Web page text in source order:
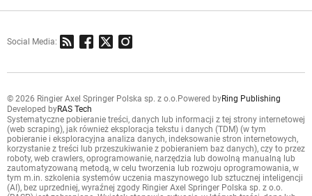
Social Media:
© 2026 Ringier Axel Springer Polska sp. z o.o. Powered byRing Publishing
Developed byRAS Tech
Systematyczne pobieranie treści, danych lub informacji z tej strony internetowej
(web scraping), jak również eksploracja tekstu i danych (TDM) (w tym
pobieranie i eksploracyjna analiza danych, indeksowanie stron internetowych,
korzystanie z treści lub przeszukiwanie z pobieraniem baz danych), czy to przez
roboty, web crawlers, oprogramowanie, narzędzia lub dowolną manualną lub
zautomatyzowaną metodą, w celu tworzenia lub rozwoju oprogramowania, w
tym m.in. szkolenia systemów uczenia maszynowego lub sztucznej inteligencji
(AI), bez uprzedniej, wyraźnej zgody Ringier Axel Springer Polska sp. z o.o.